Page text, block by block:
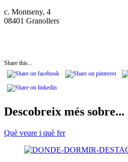
c. Montseny, 4
08401 Granollers
Share this...
Descobreix més sobre...
Què veure i què fer